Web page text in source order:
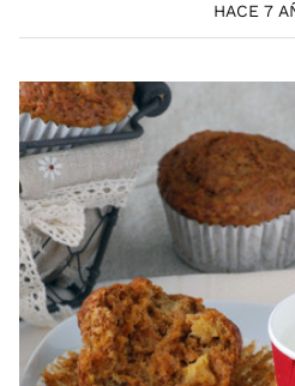
HACE 7